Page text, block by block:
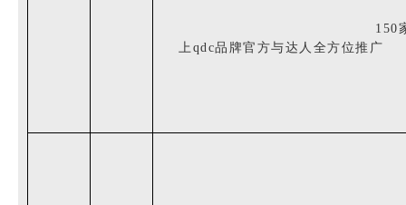
150
上 qdc品牌官方与达人 全方位推广